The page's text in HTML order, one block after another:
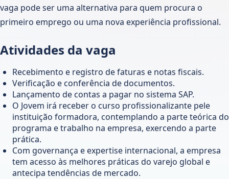
vaga pode ser uma alternativa para quem procura o
primeiro emprego ou uma nova experiência profissional.
Atividades da vaga
Recebimento e registro de faturas e notas fiscais.
Verificação e conferência de documentos.
Lançamento de contas a pagar no sistema SAP.
O Jovem irá receber o curso profissionalizante pele
instituição formadora, contemplando a parte teórica do
programa e trabalho na empresa, exercendo a parte
prática.
Com governança e expertise internacional, a empresa
tem acesso às melhores práticas do varejo global e
antecipa tendências de mercado.